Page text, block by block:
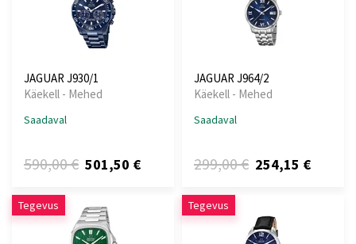
JAGUAR J930/1
Käekell - Mehed
Saadaval
590,00 € 501,50 €
JAGUAR J964/2
Käekell - Mehed
Saadaval
299,00 € 254,15 €
Tegevus Tegevus